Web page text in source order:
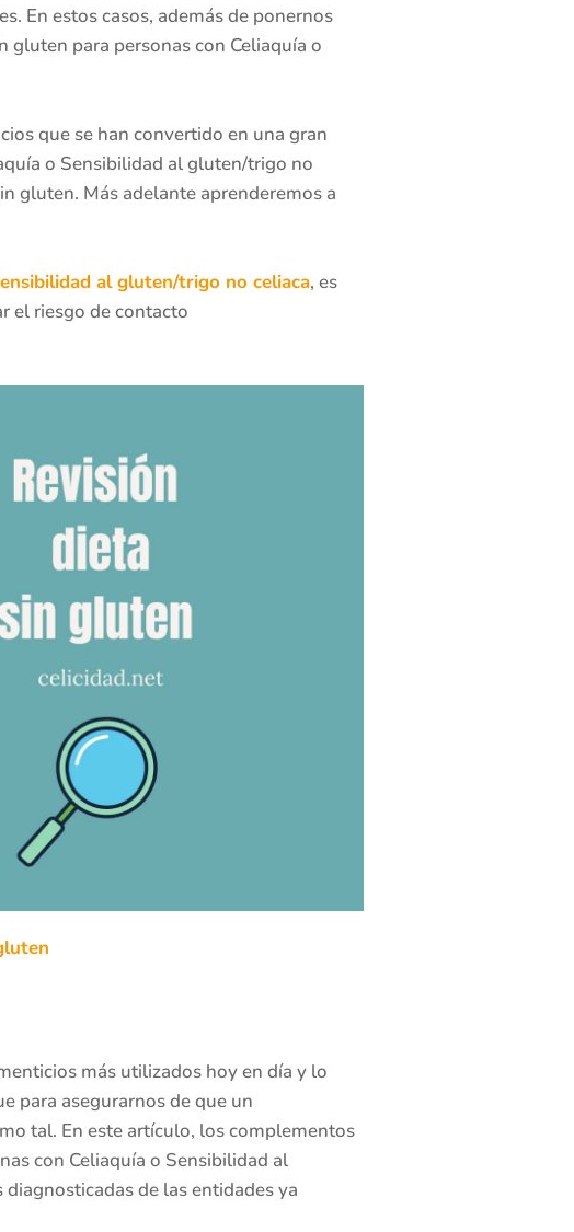
En estos casos, además de ponernos
para personas con Celiaquía o
que se han convertido en una gran
o Sensibilidad al gluten/trigo no
gluten. Más adelante aprenderemos a
al gluten/trigo no celiaca, es
el riesgo de contacto
más utilizados hoy en día y lo
para asegurarnos de que un
tal. En este artículo, los complementos
con Celiaquía o Sensibilidad al
de las entidades ya